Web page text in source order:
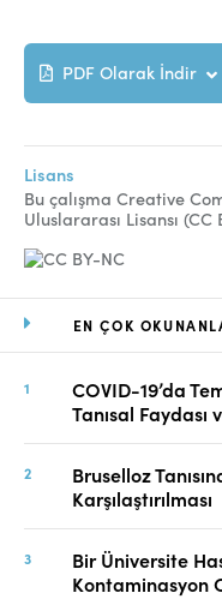
EN ÇOK
COVID-19’da
Tanısal
Bruselloz
Karşılaştırılması
Bir Üniversite
Kontaminasyon
PDF Olarak İndir
Lisans
Bu çalışma Creative
Uluslararası Lisansı